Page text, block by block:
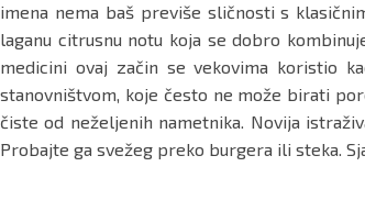
imena nema baš previše sličnosti s
laganu citrusnu notu koja se dobro
medicini ovaj začin se vekovima koristio
stanovništvom, koje često ne može birati
čiste od neželjenih nametnika. Novija
Probajte ga svežeg preko burgera ili steka.